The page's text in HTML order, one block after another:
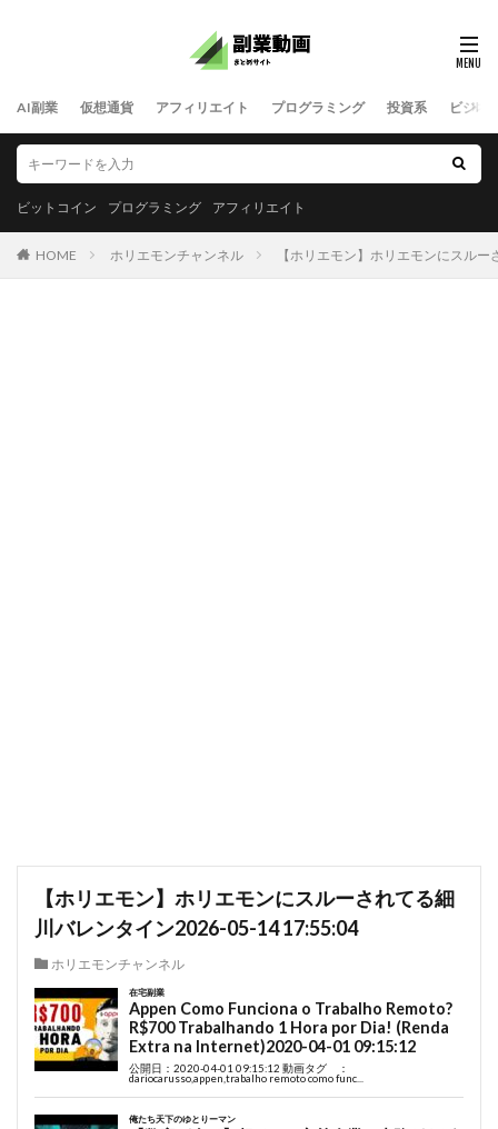
AI副業 仮想通貨 アフィリエイト プログラミング 投資系 ビジネ
ビットコイン プログラミング アフィリエイト
HOME ホリエモンチャンネル 【ホリエモン】ホリエモンにスル
【ホリエモン】ホリエモンにスルーされてる細
川バレンタイン2026-05-14 17:55:04
ホリエモンチャンネル